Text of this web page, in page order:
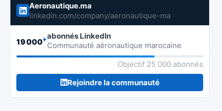
Aeronautique.ma
linkedin.com/company/aeronautique-ma
19 000+abonnés LinkedIn
Communauté aéronautique marocaine
Objectif 25 000 abonnés
Rejoindre la communauté